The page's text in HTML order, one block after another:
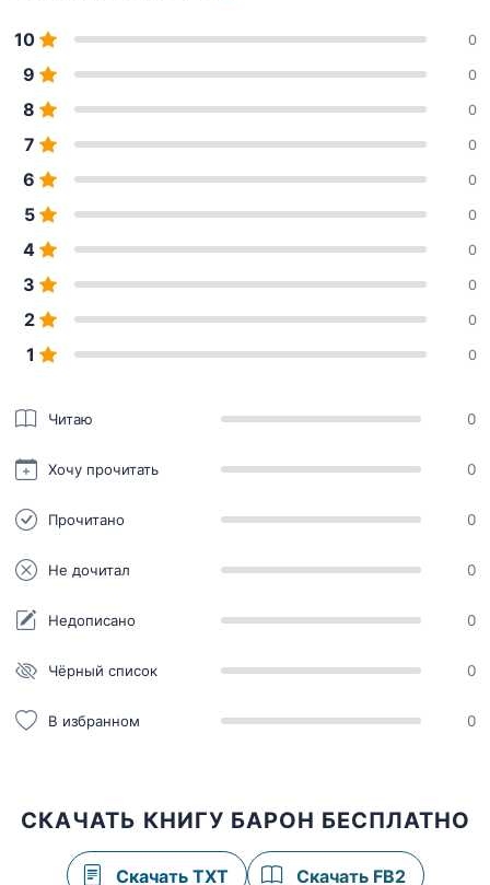
10 0
9 0
8 0
7 0
6 0
5 0
4 0
3 0
2 0
1 0
Читаю 0
Хочу прочитать 0
Прочитано 0
Не дочитал 0
Недописано 0
Чёрный список 0
В избранном 0
СКАЧАТЬ КНИГУ БАРОН БЕСПЛАТНО
Скачать TXT Скачать FB2